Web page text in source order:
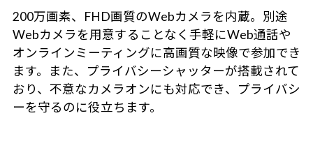
200万画素、FHD画質のWebカメラを内蔵。別途
Webカメラを用意することなく手軽にWeb通話や
オンラインミーティングに高画質な映像で参加でき
ます。また、プライバシーシャッターが搭載されて
おり、不意なカメラオンにも対応でき、プライバシ
ーを守るのに役立ちます。